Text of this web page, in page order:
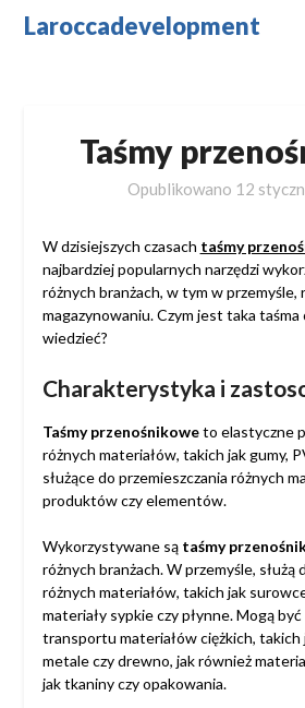
SkipLaroccadevelopment
Taśmy
Opublikowano 12
W dzisiejszych czasach taśmy
najbardziej popularnych narzędzi
różnych branżach, w tym w przemyśle,
magazynowaniu. Czym jest taka
wiedzieć?
Charakterystyka i
Taśmy przenośnikoweto elastyczne
różnych materiałów, takich jak gumy,
służące do przemieszczania różnych
produktów czy elementów.
Wykorzystywane są taśmy
różnych branżach. W przemyśle, służą
różnych materiałów, takich jak
materiały sypkie czy płynne. Mogą
transportu materiałów ciężkich, takich
metale czy drewno, jak również
jak tkaniny czy opakowania.